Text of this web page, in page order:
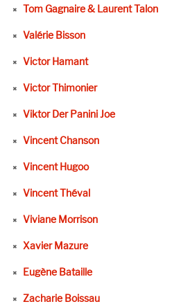
Tom Gagnaire & Laurent Talon
Valérie Bisson
Victor Hamant
Victor Thimonier
Viktor Der Panini Joe
Vincent Chanson
Vincent Hugoo
Vincent Théval
Viviane Morrison
Xavier Mazure
Eugène Bataille
Zacharie Boissau